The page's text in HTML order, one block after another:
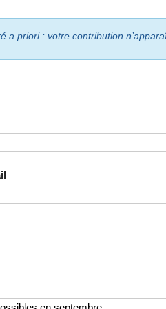
a priori : votre contribution